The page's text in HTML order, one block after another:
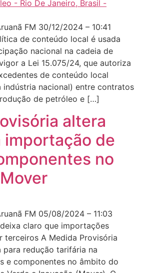
FM 30/12/2024 – 10:41
de conteúdo local é usada
nacional na cadeia de
a Lei 15.075/24, que autoriza
de conteúdo local
indústria nacional) entre contratos
de petróleo e […]
altera
importação de
no
FM 05/08/2024 – 11:03
claro que importações
terceiros A Medida Provisória
redução tarifária na
e componentes no âmbito do